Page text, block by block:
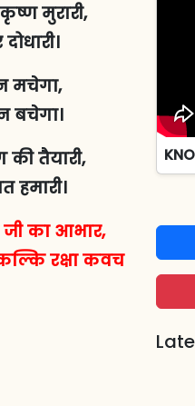
मुरारी,
मचेगा,
बचेगा।
तैयारी,
हमारी।
का आभार,
रक्षा कवच